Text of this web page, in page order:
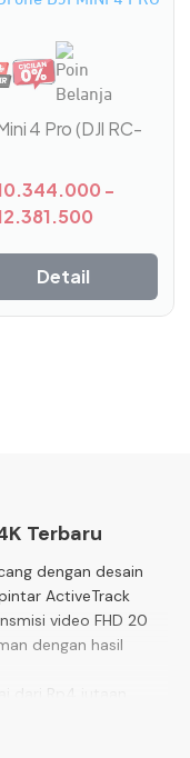
4 Pro (DJI RC-
-
Detail
Terbaru
dengan desain
ActiveTrack
video FHD 20
dengan hasil
harga mulai dari
mendapatkan DJI